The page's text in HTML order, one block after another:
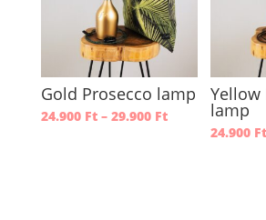
Gold Prosecco lamp
24.900 Ft – 29.900 FtÁrtartomány:
24.900 Ft
Yellow
lamp
24.900 Ft